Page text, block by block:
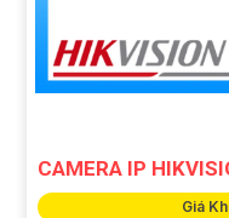
CAMERA IP
Giá